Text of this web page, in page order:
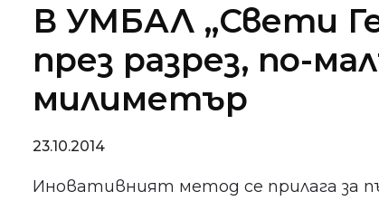
В УМБАЛ „Свети
през разрез, по-
милиметър
23.10.2014
Иновативният метод се прилага за